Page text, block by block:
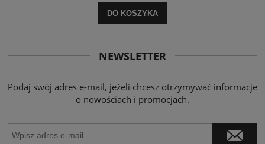
DO KOSZYKA
NEWSLETTER
Podaj swój adres e-mail, jeżeli chcesz otrzymywać informacje
o nowościach i promocjach.